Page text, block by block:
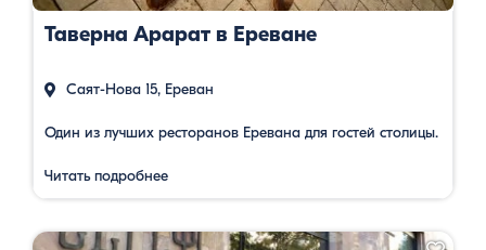
Таверна Арарат в Ереване
Саят-Нова 15, Ереван
Один из лучших ресторанов Еревана для гостей столицы.
Читать подробнее